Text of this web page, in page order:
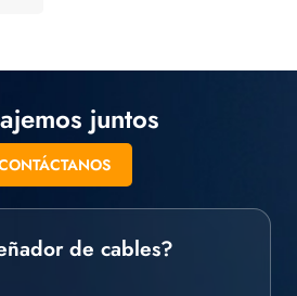
juntos
de cables?